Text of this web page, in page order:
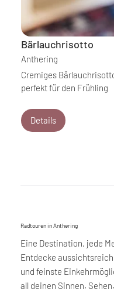
Bärlauchrisotto
Anthering
Cremiges
perfekt für den Frühling
Details
Radtouren in Anthering
Eine Destination, jede
Entdecke
und feinste
all deinen Sinnen.